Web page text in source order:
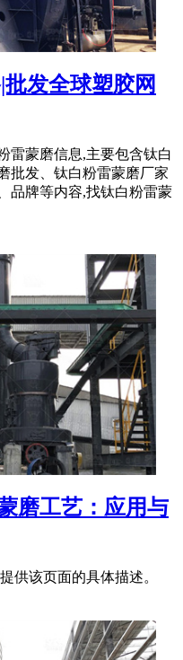
发全球塑胶网
雷蒙磨信息,主要包含钛白
批发、钛白粉雷蒙磨厂家
品牌等内容,找钛白粉雷蒙
磨工艺：应用与
供该页面的具体描述。